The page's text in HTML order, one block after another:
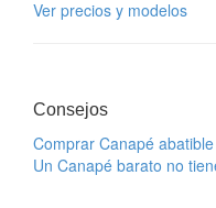
Ver precios y modelos
Consejos
Comprar Canapé
Un Canapé barato no